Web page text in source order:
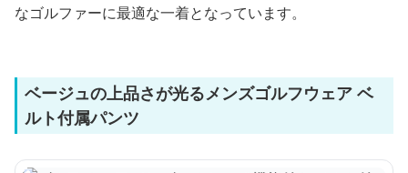
なゴルファーに最適な一着となっています。
ベージュの上品さが光るメンズゴルフウェア ベ
ルト付属パンツ